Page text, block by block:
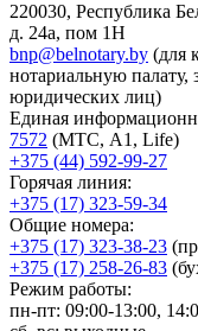
220030, Республика
д. 24а, пом 1Н
bnp@belnotary.by (для
нотариальную
юридических лиц)
Единая
7572 (МТС, A1, Life)
+375 (44) 592-99-27
Горячая линия:
+375 (17) 323-59-34
Общие номера:
+375 (17) 323-38-23
+375 (17) 258-26-83
Режим работы:
пн-пт: 09:00-13:00,